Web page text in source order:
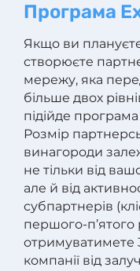
Програма
Якщо ви
створюєте
мережу, яка
більше двох
підійде
Розмір
винагороди
не тільки від
але й від
субпартнерів
першого-п’ятого
отримуватимете
компанії від